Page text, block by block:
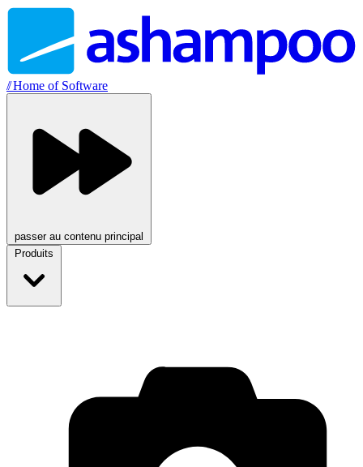
//Home of Software
passer au contenu principal
Produits